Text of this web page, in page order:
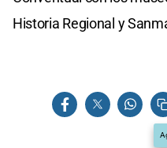
Historia Regional y